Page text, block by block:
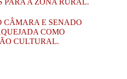
PARA A ZONA RURAL.
CÂMARA E SENADO
COMO
CULTURAL.